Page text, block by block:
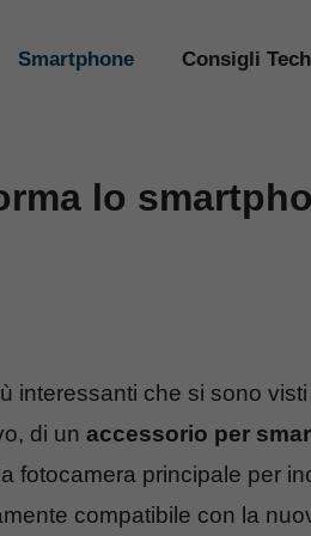
Smartphone Consigli Tech
lo
interessanti che si sono visti
di un accessorio per
fotocamera principale per
compatibile con la